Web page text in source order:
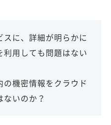
スに、詳細が明らかに
利用しても問題はない
機密情報をクラウド
いのか？